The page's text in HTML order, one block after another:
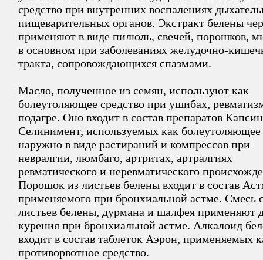
средство при внутренних воспалениях
пищеварительных органов. Экстракт белены
применяют в виде пилюль, свечей, порошков,
в основном при заболеваниях желудочно-
тракта, сопровождающихся спазмами.
Масло, полученное из семян, используют как
болеутоляющее средство при ушибах,
подагре. Оно входит в состав препаратов
Селинимент, используемых как болеутоляющее
наружно в виде растираний и компрессов при
невралгии, люмбаго, артритах, артралгиях
ревматического и неревматического
Порошок из листьев белены входит в состав
применяемого при бронхиальной астме. Смесь
листьев белены, дурмана и шалфея применяют
курения при бронхиальной астме. Алкалоид
входит в состав таблеток Аэрон, применяемых
противорвотное средство.